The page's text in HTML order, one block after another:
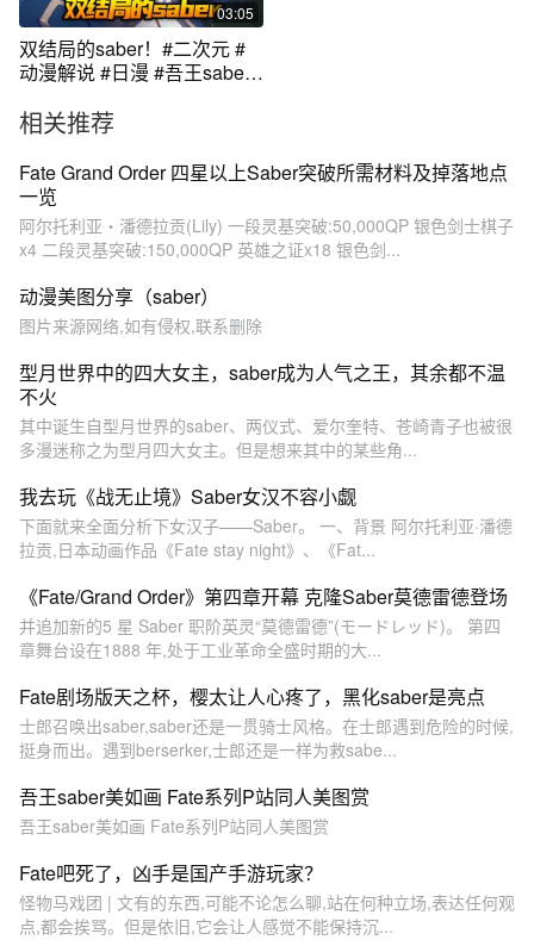
03:05
双结局的saber！#二次元 #
动漫解说 #日漫 #吾王saber
相关推荐
Fate Grand Order 四星以上Saber突破所需材料及掉落地点
一览
阿尔托利亚・潘德拉贡(Lily) 一段灵基突破:50,000QP 银色剑士棋子
x4 二段灵基突破:150,000QP 英雄之证x18 银色剑...
动漫美图分享（saber）
图片来源网络,如有侵权,联系删除
型月世界中的四大女主，saber成为人气之王，其余都不温
不火
其中诞生自型月世界的saber、两仪式、爱尔奎特、苍崎青子也被很
多漫迷称之为型月四大女主。但是想来其中的某些角...
我去玩《战无止境》Saber女汉不容小觑
下面就来全面分析下女汉子——Saber。 一、背景 阿尔托利亚·潘德
拉贡,日本动画作品《Fate stay night》、《Fat...
《Fate/Grand Order》第四章开幕 克隆Saber莫德雷德登场
并追加新的5 星 Saber 职阶英灵“莫德雷德”(モードレッド)。 第四
章舞台设在1888 年,处于工业革命全盛时期的大...
Fate剧场版天之杯，樱太让人心疼了，黑化saber是亮点
士郎召唤出saber,saber还是一贯骑士风格。在士郎遇到危险的时候,
挺身而出。遇到berserker,士郎还是一样为救sabe...
吾王saber美如画 Fate系列P站同人美图赏
吾王saber美如画 Fate系列P站同人美图赏
Fate吧死了，凶手是国产手游玩家？
怪物马戏团 | 文有的东西,可能不论怎么聊,站在何种立场,表达任何观
点,都会挨骂。但是依旧,它会让人感觉不能保持沉...